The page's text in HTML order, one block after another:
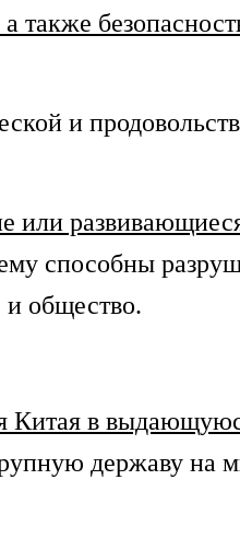
также
и
или
способны
общество.
Китая в
державу на